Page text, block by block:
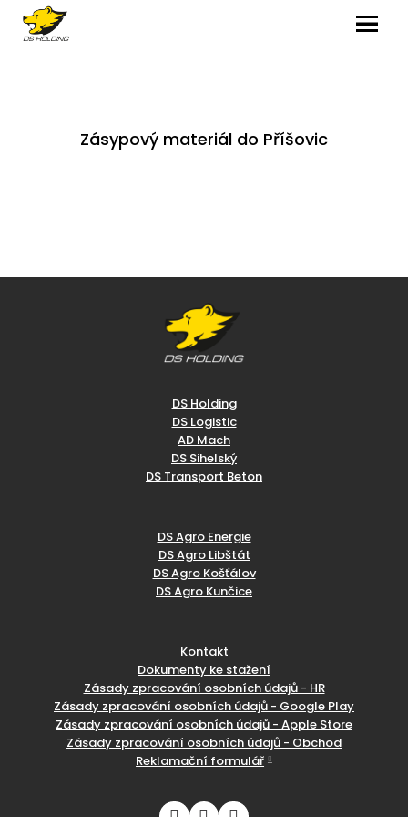
MENU
Zásypový materiál do Příšovic
DS Holding
DS Logistic
AD Mach
DS Sihelský
DS Transport Beton
DS Agro Energie
DS Agro Libštát
DS Agro Košťálov
DS Agro Kunčice
Kontakt
Dokumenty ke stažení
Zásady zpracování osobních údajů - HR
Zásady zpracování osobních údajů - Google Play
Zásady zpracování osobních údajů - Apple Store
Zásady zpracování osobních údajů - Obchod
Reklamační formulář